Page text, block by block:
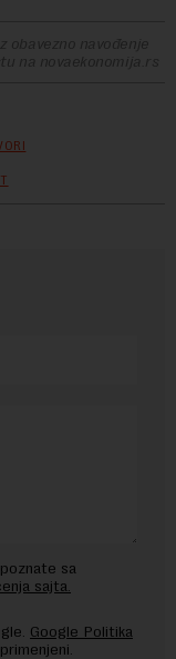
obavezno navođenje
na novaekonomija.rs
sa
sajta.
Google Politika